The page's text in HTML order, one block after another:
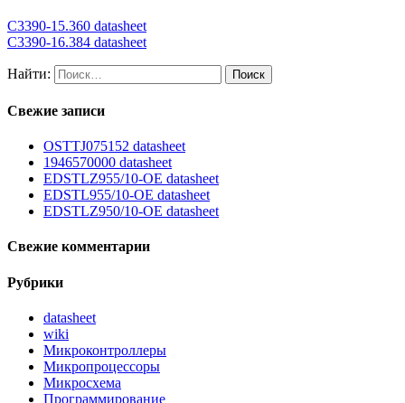
C3390-15.360 datasheet
C3390-16.384 datasheet
Найти:
Свежие записи
OSTTJ075152 datasheet
1946570000 datasheet
EDSTLZ955/10-OE datasheet
EDSTL955/10-OE datasheet
EDSTLZ950/10-OE datasheet
Свежие комментарии
Рубрики
datasheet
wiki
Микроконтроллеры
Микропроцессоры
Микросхема
Программирование